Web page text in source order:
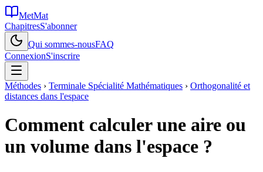
MetMat
ChapitresS'abonner
Qui sommes-nousFAQ
ConnexionS'inscrire
Méthodes › Terminale Spécialité Mathématiques › Orthogonalité et
distances dans l'espace
Comment calculer une aire ou
un volume dans l'espace ?